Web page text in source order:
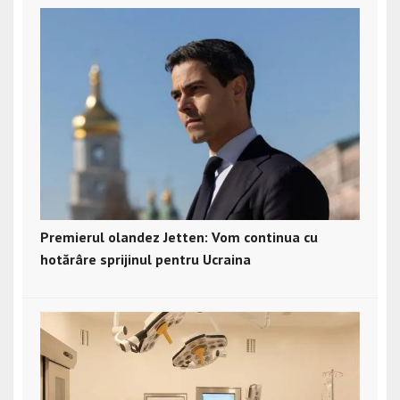
Premierul olandez Jetten: Vom continua cu
hotărâre sprijinul pentru Ucraina